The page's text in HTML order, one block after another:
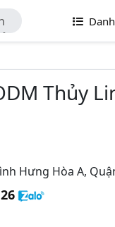
Thủy
Hưng Hòa A,